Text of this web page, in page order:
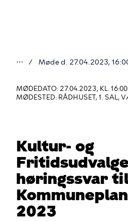
er
her
⋯ Møde d. 27.04.2023,
MØDEDATO: 27.04.2023, KL. 16:00
MØDESTED: RÅDHUSET, 1. SAL,
Kultur- og
høringssvar til
2023